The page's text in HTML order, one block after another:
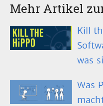
Mehr Artikel
Kill
was
Was